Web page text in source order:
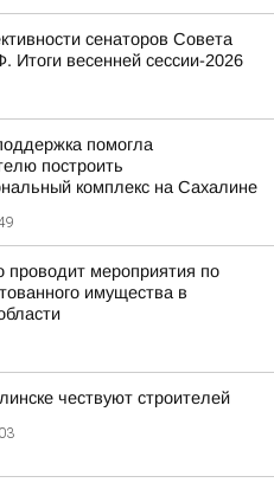
сенаторов Совета
Итоги весенней сессии-2026
помогла
построить
комплекс на Сахалине
проводит мероприятия по
имущества в
чествуют строителей